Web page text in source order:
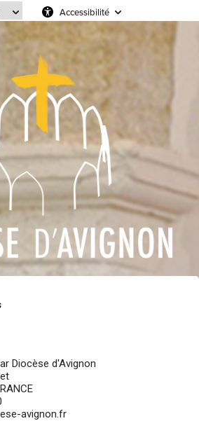
Accessibilité
Diocèse d'Avignon
avignon.fr